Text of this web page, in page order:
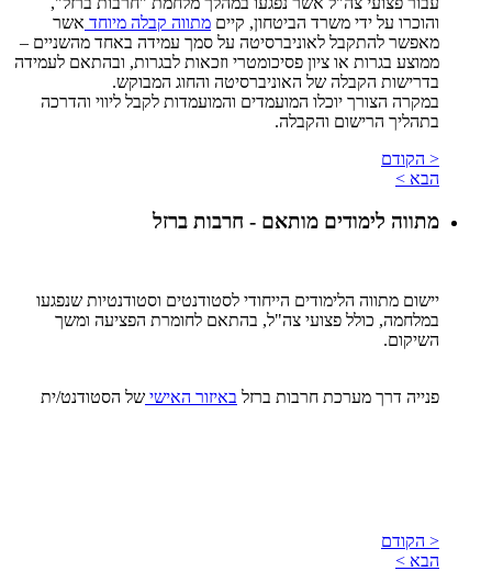
והוכרו על ידי משרד הביטחון, קיים מתווה קבלה מיוחד אשר
מאפשר להתקבל לאוניברסיטה על סמך עמידה באחד מהשניים –
ממוצע בגרות או ציון פסיכומטרי וזכאות לבגרות, ובהתאם לעמידה
בדרישות הקבלה של האוניברסיטה והחוג המבוקש.
במקרה הצורך יוכלו המועמדים והמועמדות לקבל ליווי והדרכה
בתהליך הרישום והקבלה.
< הקודם
הבא >
מתווה לימודים מותאם - חרבות ברזל
יישום מתווה הלימודים הייחודי לסטודנטים וסטודנטיות שנפגעו
במלחמה, כולל פצועי צה"ל, בהתאם לחומרת הפציעה ומשך
השיקום.
פנייה דרך מערכת חרבות ברזל באיזור האישי של הסטודנט/ית
< הקודם
הבא >